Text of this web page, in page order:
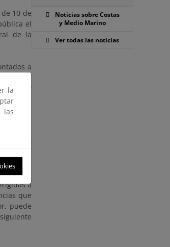
10 de
el
de la
a
Oficial
y
esta
2015,
a
que
puede
Noticias sobre Costas
y Medio Marino
Ver todas las noticias
la
las